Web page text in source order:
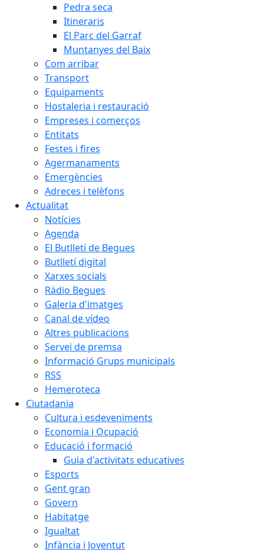
Pedra seca
Itineraris
El Parc del Garraf
Muntanyes del Baix
Com arribar
Transport
Equipaments
Hostaleria i restauració
Empreses i comerços
Entitats
Festes i fires
Agermanaments
Emergències
Adreces i telèfons
Actualitat
Notícies
Agenda
El Butlletí de Begues
Butlletí digital
Xarxes socials
Ràdio Begues
Galeria d'imatges
Canal de vídeo
Altres publicacions
Servei de premsa
Informació Grups municipals
RSS
Hemeroteca
Ciutadania
Cultura i esdeveniments
Economia i Ocupació
Educació i formació
Guia d'activitats educatives
Esports
Gent gran
Govern
Habitatge
Igualtat
Infància i Joventut